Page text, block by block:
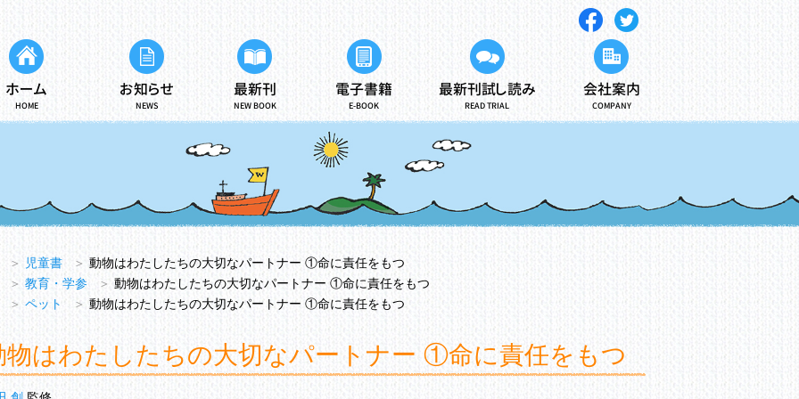
ホーム
HOME
お知らせ
NEWS
最新刊
NEW BOOK
電子書籍
E-BOOK
最新刊試し読み
READ TRIAL
会社案内
COMPANY
＞ 児童書 ＞ 動物はわたしたちの大切なパートナー ①命に責任をもつ
＞ 教育・学参 ＞ 動物はわたしたちの大切なパートナー ①命に責任をもつ
＞ ペット ＞ 動物はわたしたちの大切なパートナー ①命に責任をもつ
物はわたしたちの大切なパートナー ①命に責任をもつ